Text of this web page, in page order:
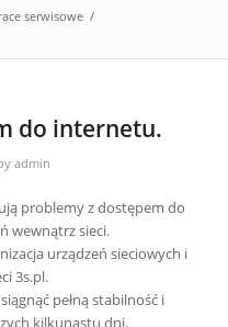
serwisowe /
do internetu.
admin
problemy z dostępem do
wewnątrz sieci.
urządzeń sieciowych i
3s.pl.
pełną stabilność i
kilkunastu dni.